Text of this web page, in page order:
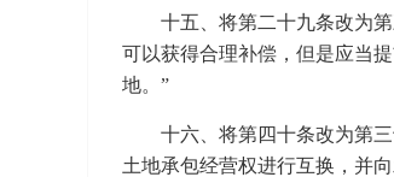
十五、将第二十九条改为
可以获得合理补偿，但是应当
地。”
十六、将第四十条改为第
土地承包经营权进行互换，并